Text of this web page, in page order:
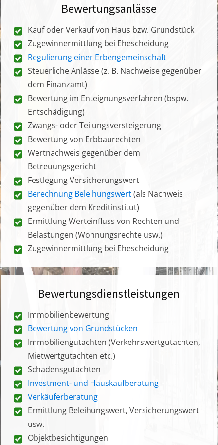
Bewertungsanlässe
Kauf oder Verkauf von Haus bzw. Grundstück
Zugewinnermittlung bei Ehescheidung
Regulierung einer Erbengemeinschaft
Steuerliche Anlässe (z. B. Nachweise gegenüber
dem Finanzamt)
Bewertung im Enteignungsverfahren (bspw.
Entschädigung)
Zwangs- oder Teilungsversteigerung
Bewertung von Erbbaurechten
Wertnachweis gegenüber dem
Betreuungsgericht
Festlegung Versicherungswert
Berechnung Beleihungswert(als Nachweis
gegenüber dem Kreditinstitut)
Ermittlung Werteinfluss von Rechten und
Belastungen (Wohnungsrechte usw.)
Zugewinnermittlung bei Ehescheidung
Bewertungsdienstleistungen
Immobilienbewertung
Bewertung von Grundstücken
Immobiliengutachten (Verkehrswertgutachten,
Mietwertgutachten etc.)
Schadensgutachten
Investment- und Hauskaufberatung
Verkäuferberatung
Ermittlung Beleihungswert, Versicherungswert
usw.
Objektbesichtigungen